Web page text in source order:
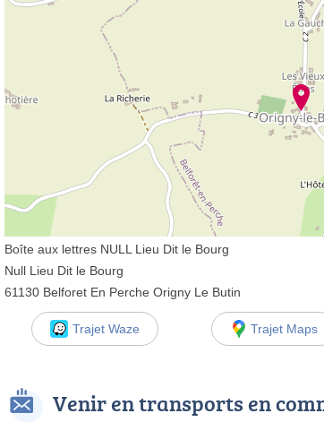
Boîte aux lettres NULL Lieu Dit le Bourg
Null Lieu Dit le Bourg
61130 Belforet En Perche Origny Le Butin
Trajet Waze Trajet Maps
Venir en transports en